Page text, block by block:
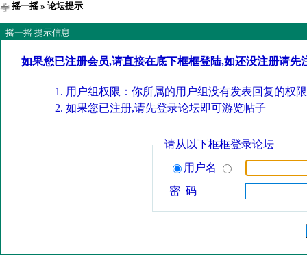
摇一摇» 论坛提示
摇一摇 提示信息
如果您已注册会员,请直接在底下框框登陆,如还没注册请先
用户组权限：你所属的用户组没有发表回复的权
如果您已注册,请先登录论坛即可游览帖子
请从以下框框登录论坛
用户名
密 码